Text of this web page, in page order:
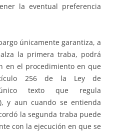
la eventual preferencia
únicamente garantiza, a
la primera traba, podrá
en el procedimiento en que
256 de la Ley de
único texto que regula
y aun cuando se entienda
la segunda traba puede
con la ejecución en que se